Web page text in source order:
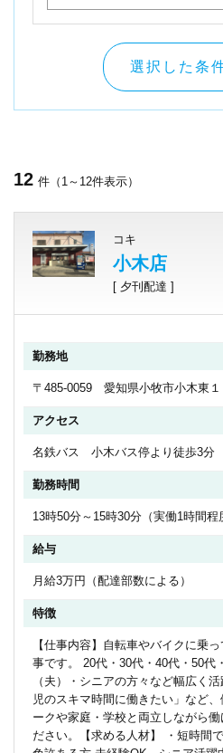
選択した条
12 件（1～12件表示）
コキ
小木店
[ 夕刊配達 ]
勤務地
〒485-0059 愛知県小牧市小木東
アクセス
名鉄バス 小木バス停より徒歩3分
勤務時間
13時50分～15時30分（実働1時間程
給与
月給3万円（配達部数による）
特徴
【仕事内容】自転車やバイクに乗
事です。 20代・30代・40代・50代
（夫）・シニアの方々など幅広く
児のスキマ時間に働きたい」など
ークや家庭・学校と両立しながら
ださい。【求める人材】 ・短時間